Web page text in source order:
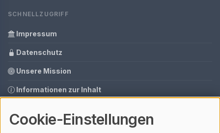
SCHNELLZUGRIFF
Impressum
Datenschutz
Unsere Mission
Informationen zur Inhalt
Tools
Cookie-Einstellungen